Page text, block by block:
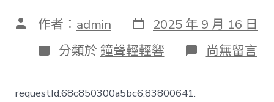
文 作者： admin 發
表
日
期
2025 年 9 月 16 日
分
類
分類於 鐘聲輕輕響 在
〈十
尚無留言
requestId:68c850300a5bc6.83800641.